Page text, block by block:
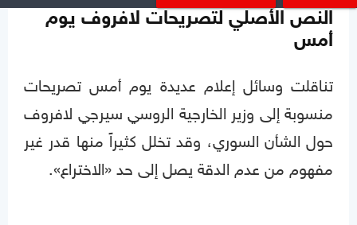
النص الأصلي لتصريحات لافروف يوم
أمس
تناقلت وسائل إعلام عديدة يوم أمس تصريحات
منسوبة إلى وزير الخارجية الروسي سيرجي لافروف
حول الشأن السوري، وقد تخلل كثيراً منها قدر غير
مفهوم من عدم الدقة يصل إلى حد «الاختراع».